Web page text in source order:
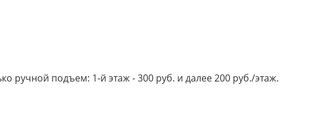
ручной подъем: 1-й этаж - 300 руб. и далее 200 руб./этаж.